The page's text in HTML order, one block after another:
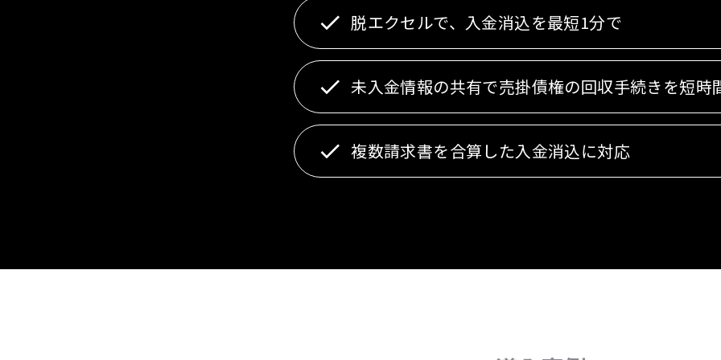
脱エクセルで、入金消込を最短1分で
未入金情報の共有で売掛債権の回収手続きを短時
複数請求書を合算した入金消込に対応